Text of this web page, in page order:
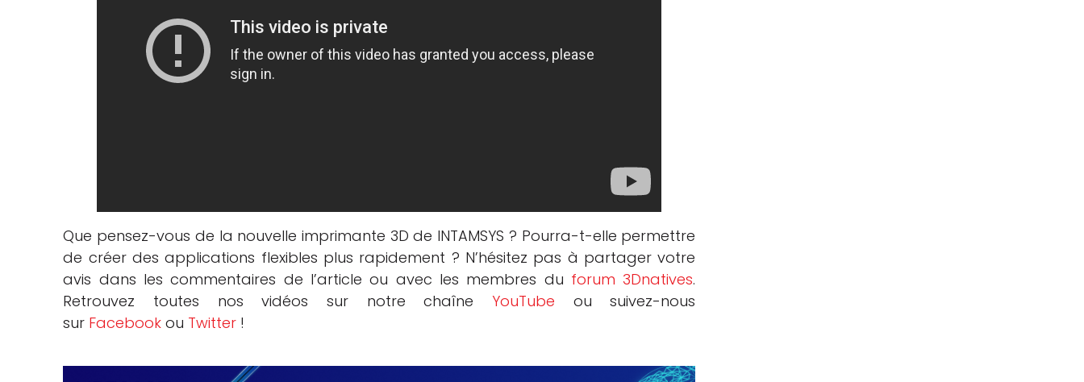
Que pensez-vous de la nouvelle imprimante 3D de INTAMSYS ? Pourra-t-elle permettre
de créer des applications flexibles plus rapidement ? N’hésitez pas à partager votre
avis dans les commentaires de l’article ou avec les membres du forum 3Dnatives.
Retrouvez toutes nos vidéos sur notre chaîne YouTube ou suivez-nous
sur Facebook ou Twitter !